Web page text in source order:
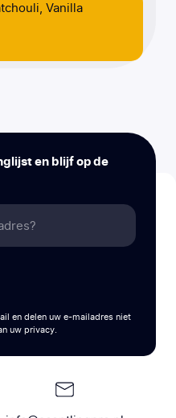
Vanilla
en blijf op de
en delen uw e-mailadres niet
uw privacy.